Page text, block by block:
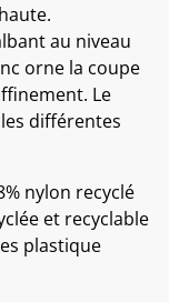
au niveau
orne la coupe
Le
différentes
nylon recyclé
et recyclable
plastique